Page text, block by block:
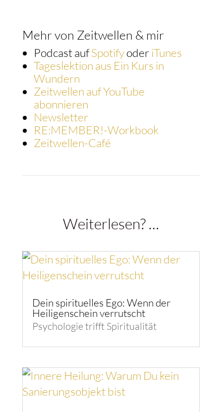
Mehr von Zeitwellen & mir
Podcast aufSpotifyoderiTunes
Tageslektion aus Ein Kurs in
Wundern
Zeitwellen auf YouTube
abonnieren
Newsletter
RE:MEMBER!-Workbook
Zeitwellen-Café
Weiterlesen? …
Dein spirituelles Ego: Wenn der
Heiligenschein verrutscht
Psychologie trifft Spiritualität